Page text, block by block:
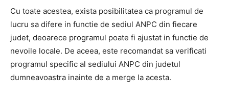
Cu toate acestea, exista posibilitatea ca programul de
lucru sa difere in functie de sediul ANPC din fiecare
judet, deoarece programul poate fi ajustat in functie de
nevoile locale. De aceea, este recomandat sa verificati
programul specific al sediului ANPC din judetul
dumneavoastra inainte de a merge la acesta.